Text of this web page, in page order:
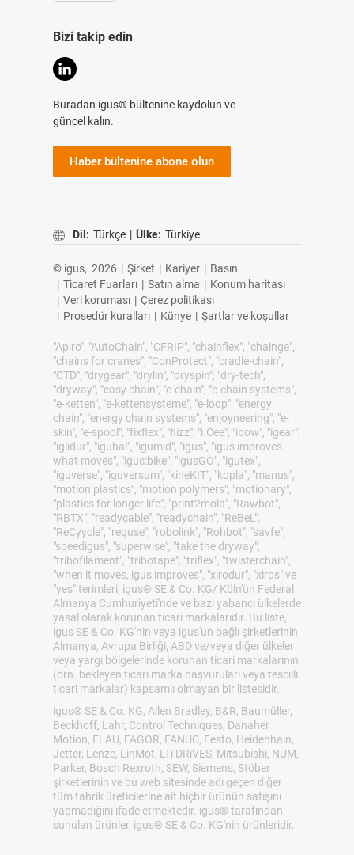
Bizi takip edin
Buradan igus® bültenine kaydolun ve
güncel kalın.
Haber bültenine abone olun
Dil: Türkçe | Ülke: Türkiye
© igus, 2026 | Şirket | Kariyer | Basın
| Ticaret Fuarları | Satın alma | Konum haritası
| Veri koruması | Çerez politikası
| Prosedür kuralları | Künye | Şartlar ve koşullar
"Apiro", "AutoChain", "CFRIP", "chainflex", "chainge",
"chains for cranes", "ConProtect", "cradle-chain",
"CTD", "drygear", "drylin", "dryspin", "dry-tech",
"dryway", "easy chain", "e-chain", "e-chain systems",
"e-ketten", "e-kettensysteme", "e-loop", "energy
chain", "energy chain systems", "enjoyneering", "e-
skin", "e-spool", "fixflex", "flizz", "i.Cee", "ibow", "igear",
"iglidur", "igubal", "igumid", "igus", "igus improves
what moves", "igus:bike", "igusGO", "igutex",
"iguverse", "iguversum", "kineKIT", "kopla", "manus",
"motion plastics", "motion polymers", "motionary",
"plastics for longer life", "print2mold", "Rawbot",
"RBTX", "readycable", "readychain", "ReBeL",
"ReCyycle", "reguse", "robolink", "Rohbot", "savfe",
"speedigus", "superwise", "take the dryway",
"tribofilament", "tribotape", "triflex", "twisterchain",
"when it moves, igus improves", "xirodur", "xiros" ve
"yes" terimleri, igus® SE & Co. KG/ Köln'ün Federal
Almanya Cumhuriyeti'nde ve bazı yabancı ülkelerde
yasal olarak korunan ticari markalarıdır. Bu liste,
igus SE & Co. KG'nin veya igus'un bağlı şirketlerinin
Almanya, Avrupa Birliği, ABD ve/veya diğer ülkeler
veya yargı bölgelerinde korunan ticari markalarının
(örn. bekleyen ticari marka başvuruları veya tescilli
ticari markalar) kapsamlı olmayan bir listesidir.
igus® SE & Co. KG, Allen Bradley, B&R, Baumüller,
Beckhoff, Lahr, Control Techniques, Danaher
Motion, ELAU, FAGOR, FANUC, Festo, Heidenhain,
Jetter, Lenze, LinMot, LTi DRiVES, Mitsubishi, NUM,
Parker, Bosch Rexroth, SEW, Siemens, Stöber
şirketlerinin ve bu web sitesinde adı geçen diğer
tüm tahrik üreticilerine ait hiçbir ürünün satışını
yapmadığını ifade etmektedir. igus® tarafından
sunulan ürünler, igus® SE & Co. KG'nin ürünleridir.